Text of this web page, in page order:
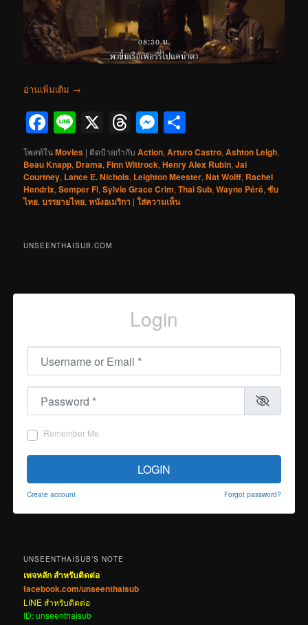
อ่านเพิ่มเติม →
Facebook
Line
X Threads
Messenger
โพสท์ในMovies | ติดป้ายกำกับ Action,Arturo Castro,Ashton Leigh,
Beau Knapp, Drama,Finn Wittrock,Henry Alex Rubin,Jai
Courtney, Lance E. Nichols, Leighton Meester,Nat Wolff, Rachel
Hendrix,Semper Fi,Sylvie Grace Crim,Thai Sub,Wayne Péré,ซับ
ไทย,บรรยายไทย,หนังอเมริกา |ใส่ความเห็น
UNSEENTHAISUB.COM
Login
Username or Email
Password
Remember Me
LOGIN
Create account Forgot password?
UNSEENTHAISUB’S NOTE
เพจหลัก สำหรับติดต่อ
facebook.com/unseenthaisub
LINE สำหรับติดต่อ
ID: unseenthaisub